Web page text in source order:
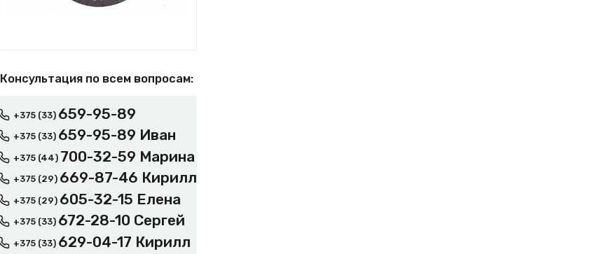
Консультация по всем вопросам:
+375 (33) 659-95-89
+375 (33) 659-95-89 Иван
+375 (44) 700-32-59 Марина
+375 (29) 669-87-46 Кирилл
+375 (29) 605-32-15 Елена
+375 (33) 672-28-10 Сергей
+375 (33) 629-04-17 Кирилл